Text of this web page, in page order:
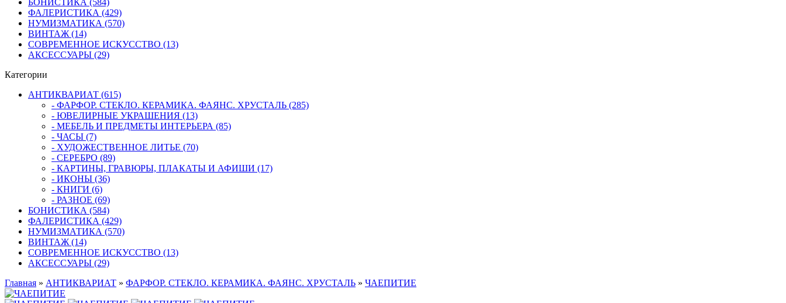
БОНИСТИКА (584)
ФАЛЕРИСТИКА (429)
НУМИЗМАТИКА (570)
ВИНТАЖ (14)
СОВРЕМЕННОЕ ИСКУССТВО (13)
АКСЕССУАРЫ (29)
Категории
АНТИКВАРИАТ (615)
- ФАРФОР. СТЕКЛО. КЕРАМИКА. ФАЯНС. ХРУСТАЛЬ (285)
- ЮВЕЛИРНЫЕ УКРАШЕНИЯ (13)
- МЕБЕЛЬ И ПРЕДМЕТЫ ИНТЕРЬЕРА (85)
- ЧАСЫ (7)
- ХУДОЖЕСТВЕННОЕ ЛИТЬЕ (70)
- СЕРЕБРО (89)
- КАРТИНЫ, ГРАВЮРЫ, ПЛАКАТЫ И АФИШИ (17)
- ИКОНЫ (36)
- КНИГИ (6)
- РАЗНОЕ (69)
БОНИСТИКА (584)
ФАЛЕРИСТИКА (429)
НУМИЗМАТИКА (570)
ВИНТАЖ (14)
СОВРЕМЕННОЕ ИСКУССТВО (13)
АКСЕССУАРЫ (29)
Главная » АНТИКВАРИАТ » ФАРФОР. СТЕКЛО. КЕРАМИКА. ФАЯНС. ХРУСТАЛЬ » ЧАЕПИТИЕ